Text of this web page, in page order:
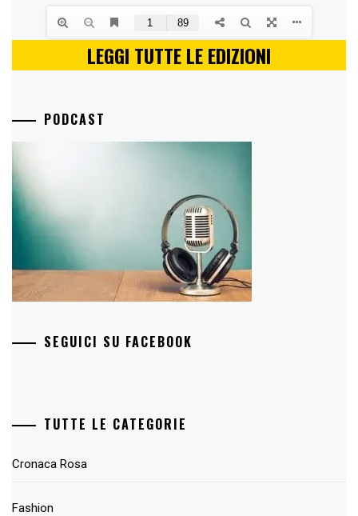
LEGGI TUTTE LE EDIZIONI
PODCAST
SEGUICI SU FACEBOOK
TUTTE LE CATEGORIE
Cronaca Rosa
Fashion